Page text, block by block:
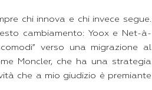
chi innova e chi invece segue.
cambiamento: Yoox e Net-à-
verso una migrazione al
Moncler, che ha una strategia
che a mio giudizio è premiante